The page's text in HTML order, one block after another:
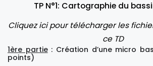
TP N°1: Cartographie du
Cliquez ici pour télécharger les
ce TD
1ère partie: Création d’une micro
points)